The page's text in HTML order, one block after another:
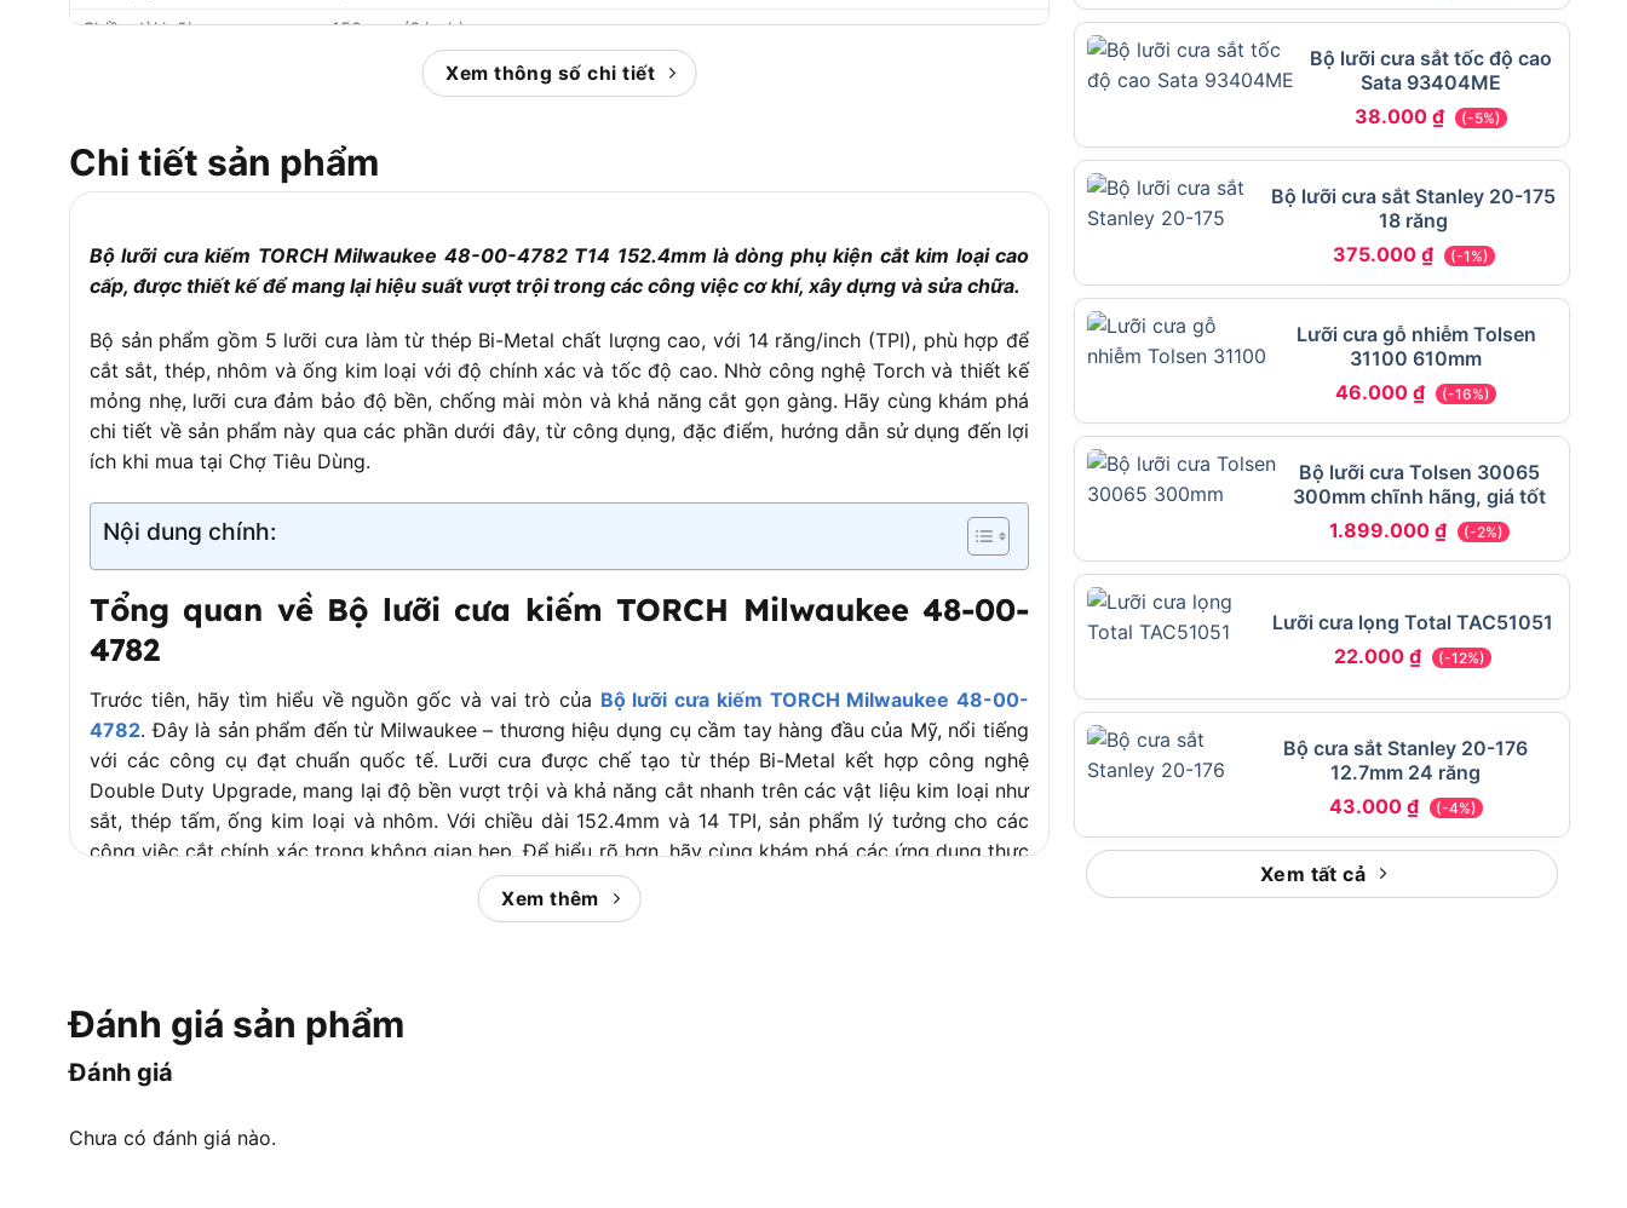
Chiều dài lưỡi cưa
150 mm (6 inch)
14 TPI (Teeth Per Inch)
Ứng dụng
Cắt kim loại dày từ 6.3 mm đến 11 mm (thép, nhôm, đồng, hợp kim kim loại)
Độ bền
Độ bền cao, chịu lực tốt, chống gãy và mài mòn trong quá trình sử dụng
Công nghệ nổi bật
– Thiết kế mỏng cho đường cắt chính xác
– Công nghệ TORCH tăng tuổi thọ và hiệu suất cắt
Khả năng cắt
– Cắt nhanh, gọn, mịn màng
– Phù hợp cho các đường cắt thẳng và cong
Tương thích
Phù hợp với các dòng máy cưa kiếm Milwaukee và các máy cưa tương thích khác
Trọng lượng bộ sản phẩm
~0.2 kg (ước tính cho bộ 5 lưỡi)
Bảo hành
Theo chính sách nhà phân phối chính hãng (thường 6-12 tháng)
Xem thông số chi tiết
Chi tiết sản phẩm
Bộ lưỡi cưa kiếm TORCH Milwaukee 48-00-4782 T14 152.4mm là dòng phụ kiện cắt kim loại cao
cấp, được thiết kế để mang lại hiệu suất vượt trội trong các công việc cơ khí, xây dựng và sửa chữa.
Bộ sản phẩm gồm 5 lưỡi cưa làm từ thép Bi-Metal chất lượng cao, với 14 răng/inch (TPI), phù hợp để
cắt sắt, thép, nhôm và ống kim loại với độ chính xác và tốc độ cao. Nhờ công nghệ Torch và thiết kế
mỏng nhẹ, lưỡi cưa đảm bảo độ bền, chống mài mòn và khả năng cắt gọn gàng. Hãy cùng khám phá
chi tiết về sản phẩm này qua các phần dưới đây, từ công dụng, đặc điểm, hướng dẫn sử dụng đến lợi
ích khi mua tại Chợ Tiêu Dùng.
Nội dung chính:
Tổng quan về Bộ lưỡi cưa kiếm TORCH Milwaukee 48-00-
4782
Trước tiên, hãy tìm hiểu về nguồn gốc và vai trò của Bộ lưỡi cưa kiếm TORCH Milwaukee 48-00-
4782. Đây là sản phẩm đến từ Milwaukee – thương hiệu dụng cụ cầm tay hàng đầu của Mỹ, nổi tiếng
với các công cụ đạt chuẩn quốc tế. Lưỡi cưa được chế tạo từ thép Bi-Metal kết hợp công nghệ
Double Duty Upgrade, mang lại độ bền vượt trội và khả năng cắt nhanh trên các vật liệu kim loại như
sắt, thép tấm, ống kim loại và nhôm. Với chiều dài 152.4mm và 14 TPI, sản phẩm lý tưởng cho các
công việc cắt chính xác trong không gian hẹp. Để hiểu rõ hơn, hãy cùng khám phá các ứng dụng thực
Công dụng và đối tượng sử dụng của Sata 93408ME
nhiều lĩnh vực, từ công nghiệp đến dân dụng. Dưới đây là phân tích chi tiết về công dụng và đối
Xem thêm
Đánh giá sản phẩm
Đánh giá
Chưa có đánh giá nào.
Bộ lưỡi cưa sắt tốc độ cao
Sata 93404ME
38.000₫ (-5%)
Bộ lưỡi cưa sắt Stanley 20-175
18 răng
375.000 ₫ (-1%)
Lưỡi cưa gỗ nhiễm Tolsen
31100 610mm
46.000₫ (-16%)
Bộ lưỡi cưa Tolsen 30065
300mm chĩnh hãng, giá tốt
1.899.000 ₫ (-2%)
Lưỡi cưa lọng Total TAC51051
22.000 ₫ (-12%)
Bộ cưa sắt Stanley 20-176
12.7mm 24 răng
43.000 ₫ (-4%)
Xem tất cả